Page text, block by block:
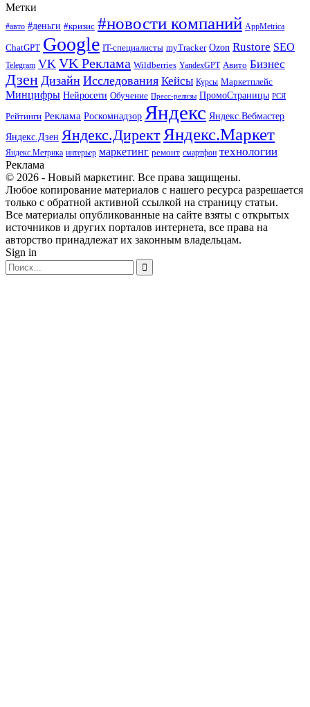
Метки
#авто #деньги #кризис #новости компаний AppMetrica
ChatGPT Google IT-специалисты myTracker Ozon Rustore SEO
Telegram VK VK Реклама Wildberries YandexGPT Авито Бизнес
Дзен Дизайн Исследования Кейсы Курсы Маркетплейс
Минцифры Нейросети Обучение Пресс-релизы ПромоСтраницы РСЯ
Рейтинги Реклама Роскомнадзор Яндекс Яндекс.Вебмастер
Яндекс.Дзен Яндекс.ДиректЯндекс.Маркет
Яндекс.Метрика интерьер маркетинг ремонт смартфон технологии
Реклама
© 2026 - Новый маркетинг. Все права защищены.
Любое копирование материалов с нашего ресурса разрешается
только с обратной активной ссылкой на страницу статьи.
Все материалы опубликованные на сайте взяты с открытых
источников и других порталов интернета, все права на
авторство принадлежат их законным владельцам.
Sign in